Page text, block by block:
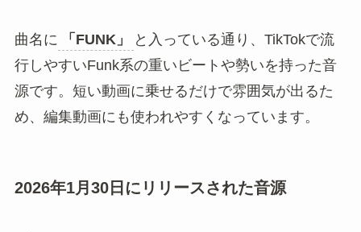
曲名に 「FUNK」
と入っている通り、TikTokで流
行しやすいFunk系の重いビートや勢いを持った音
源です。短い動画に乗せるだけで雰囲気が出るた
め、編集動画にも使われやすくなっています。
2026年1月30日にリリースされた音源